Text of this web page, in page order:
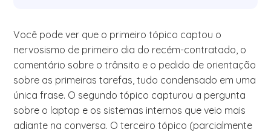
Você pode ver que o primeiro tópico captou o
nervosismo de primeiro dia do recém-contratado, o
comentário sobre o trânsito e o pedido de orientação
sobre as primeiras tarefas, tudo condensado em uma
única frase. O segundo tópico capturou a pergunta
sobre o laptop e os sistemas internos que veio mais
adiante na conversa. O terceiro tópico (parcialmente